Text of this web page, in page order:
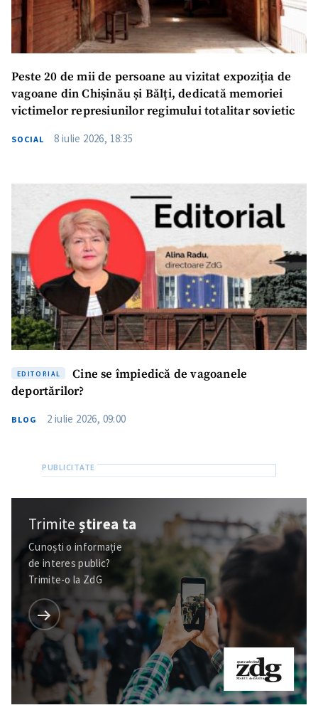
Peste 20 de mii de persoane au vizitat expoziția de
vagoane din Chișinău și Bălți, dedicată memoriei
victimelor represiunilor regimului totalitar sovietic
SOCIAL 8 iulie 2026, 18:35
EDITORIAL
Cine se împiedică de vagoanele
deportărilor?
BLOG 2 iulie 2026, 09:00
Trimiteștirea ta
Cunoști o informație
de interes public?
Trimite-o la ZdG